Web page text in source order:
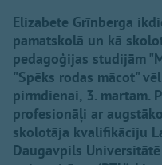
Elizabete Grīnberga
pamatskolā un kā
pedagoģijas studijām
"Spēks rodas mācot"
pirmdienai, 3. martam.
profesionāļi ar
skolotāja kvalifikāciju
Daugavpils